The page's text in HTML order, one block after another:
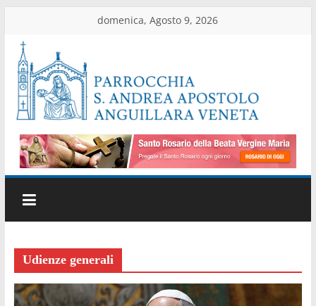
contenuto
domenica, Agosto 9, 2026
Parrocchia
di
Anguillara
Veneta
Sito
ufficiale
della
parrocchia
Udienze generali